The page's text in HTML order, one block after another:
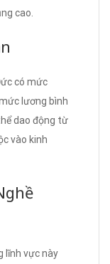
cao.
có mức
lương bình
dao động từ
vào kinh
lĩnh vực này